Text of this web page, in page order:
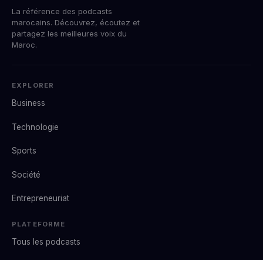
La référence des podcasts
marocains. Découvrez, écoutez et
partagez les meilleures voix du
Maroc.
EXPLORER
Business
Technologie
Sports
Société
Entrepreneuriat
PLATEFORME
Tous les podcasts